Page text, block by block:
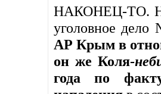
НАКОНЕЦ-ТО.
уголовное
АР Крым в
он же Коля-
года по